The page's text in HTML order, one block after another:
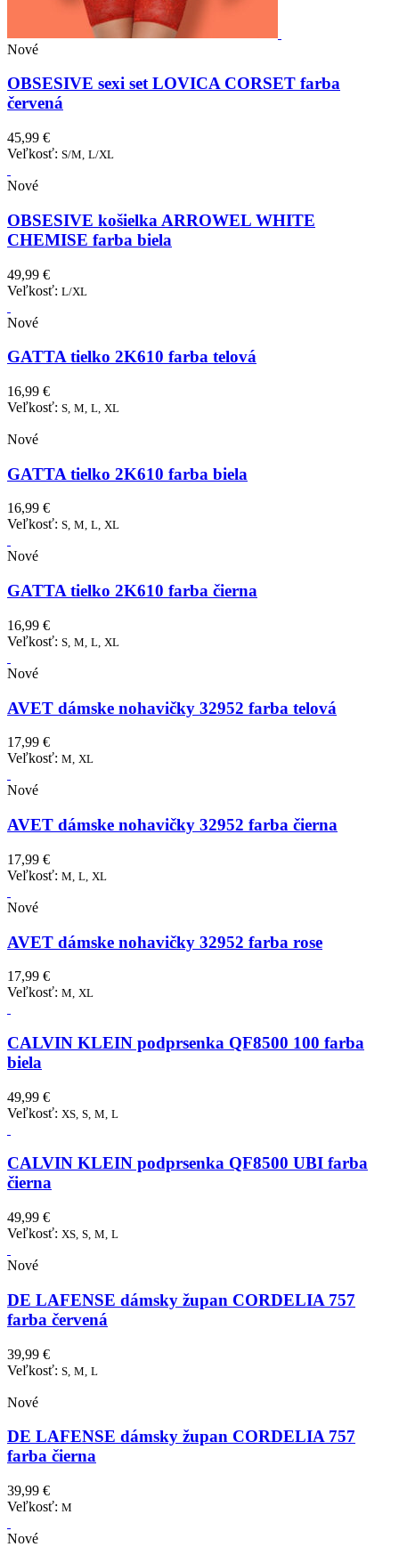
Nové
OBSESIVE sexi set LOVICA CORSET farba
červená
45,99 €
Veľkosť: S/M, L/XL
Nové
OBSESIVE košielka ARROWEL WHITE
CHEMISE farba biela
49,99 €
Veľkosť: L/XL
Nové
GATTA tielko 2K610 farba telová
16,99 €
Veľkosť: S, M, L, XL
Nové
GATTA tielko 2K610 farba biela
16,99 €
Veľkosť: S, M, L, XL
Nové
GATTA tielko 2K610 farba čierna
16,99 €
Veľkosť: S, M, L, XL
Nové
AVET dámske nohavičky 32952 farba telová
17,99 €
Veľkosť: M, XL
Nové
AVET dámske nohavičky 32952 farba čierna
17,99 €
Veľkosť: M, L, XL
Nové
AVET dámske nohavičky 32952 farba rose
17,99 €
Veľkosť: M, XL
CALVIN KLEIN podprsenka QF8500 100 farba
biela
49,99 €
Veľkosť: XS, S, M, L
CALVIN KLEIN podprsenka QF8500 UBI farba
čierna
49,99 €
Veľkosť: XS, S, M, L
Nové
DE LAFENSE dámsky župan CORDELIA 757
farba červená
39,99 €
Veľkosť: S, M, L
Nové
DE LAFENSE dámsky župan CORDELIA 757
farba čierna
39,99 €
Veľkosť: M
Nové